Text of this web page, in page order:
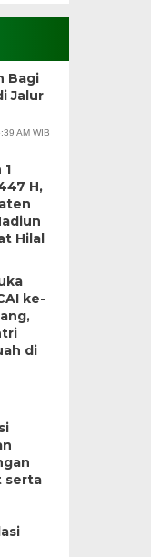
Bagi
Jalur
AM WIB
H,
Hilal
ke-
di
serta